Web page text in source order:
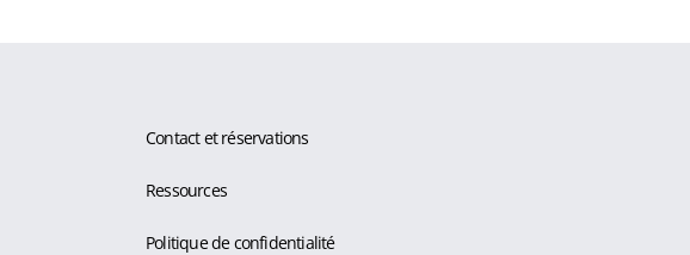
Contact et réservations
Ressources
Politique de confidentialité